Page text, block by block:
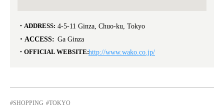
ADDRESS: 4-5-11 Ginza, Chuo-ku, Tokyo
ACCESS: Ga Ginza
OFFICIAL WEBSITE:http://www.wako.co.jp/
SHOPPING TOKYO